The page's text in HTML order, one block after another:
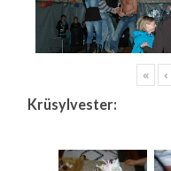
« ‹
Krüsylvester: